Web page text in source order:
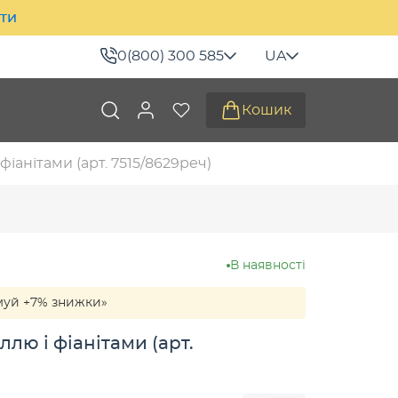
0(800) 300 585 UA
Кошик
(арт. 7515/8629реч)
В наявності
+7% знижки»
і фіанітами (арт.